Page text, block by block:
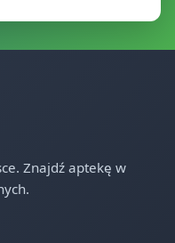
Znajdź aptekę w